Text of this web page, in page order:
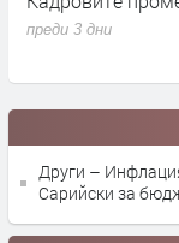
преди 3 дни
Други –
Сарийски за